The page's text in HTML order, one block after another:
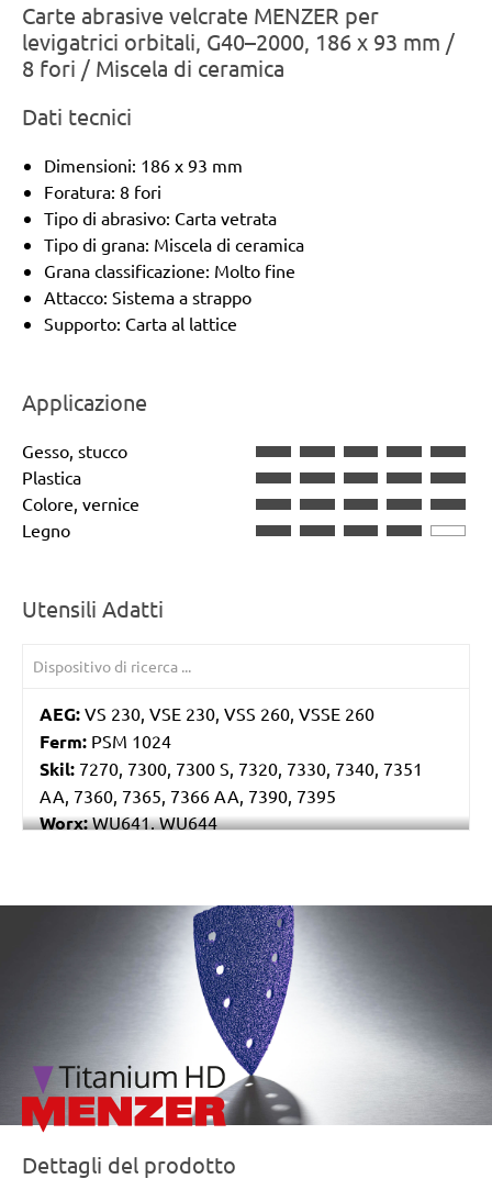
Carte abrasive velcrate MENZER per
levigatrici orbitali, G40–2000, 186 x 93 mm /
8 fori / Miscela di ceramica
Dati tecnici
Dimensioni: 186 x 93 mm
Foratura: 8 fori
Tipo di abrasivo: Carta vetrata
Tipo di grana: Miscela di ceramica
Grana classificazione: Molto fine
Attacco: Sistema a strappo
Supporto: Carta al lattice
Applicazione
Gesso, stucco
Plastica
Colore, vernice
Legno
Utensili Adatti
AEG: VS 230, VSE 230, VSS 260, VSSE 260
Ferm: PSM 1024
Skil: 7270, 7300, 7300 S, 7320, 7330, 7340, 7351
AA, 7360, 7365, 7366 AA, 7390, 7395
Worx:WU641, WU644
240A, PSS 240AE, PSS 250AE
ESS1890C, ESS2590V, S33K
D26422, D26423
SR 10-23 INTEC, SR 20-23, SR 356, SR 357,
SR 4350
Wegoma: LR 184 H
Einhell:EST 170
Peugeot:PV 240A, TV 4102
/marketing/parallax/menzer/parallax_logos/
Dettagli del prodotto